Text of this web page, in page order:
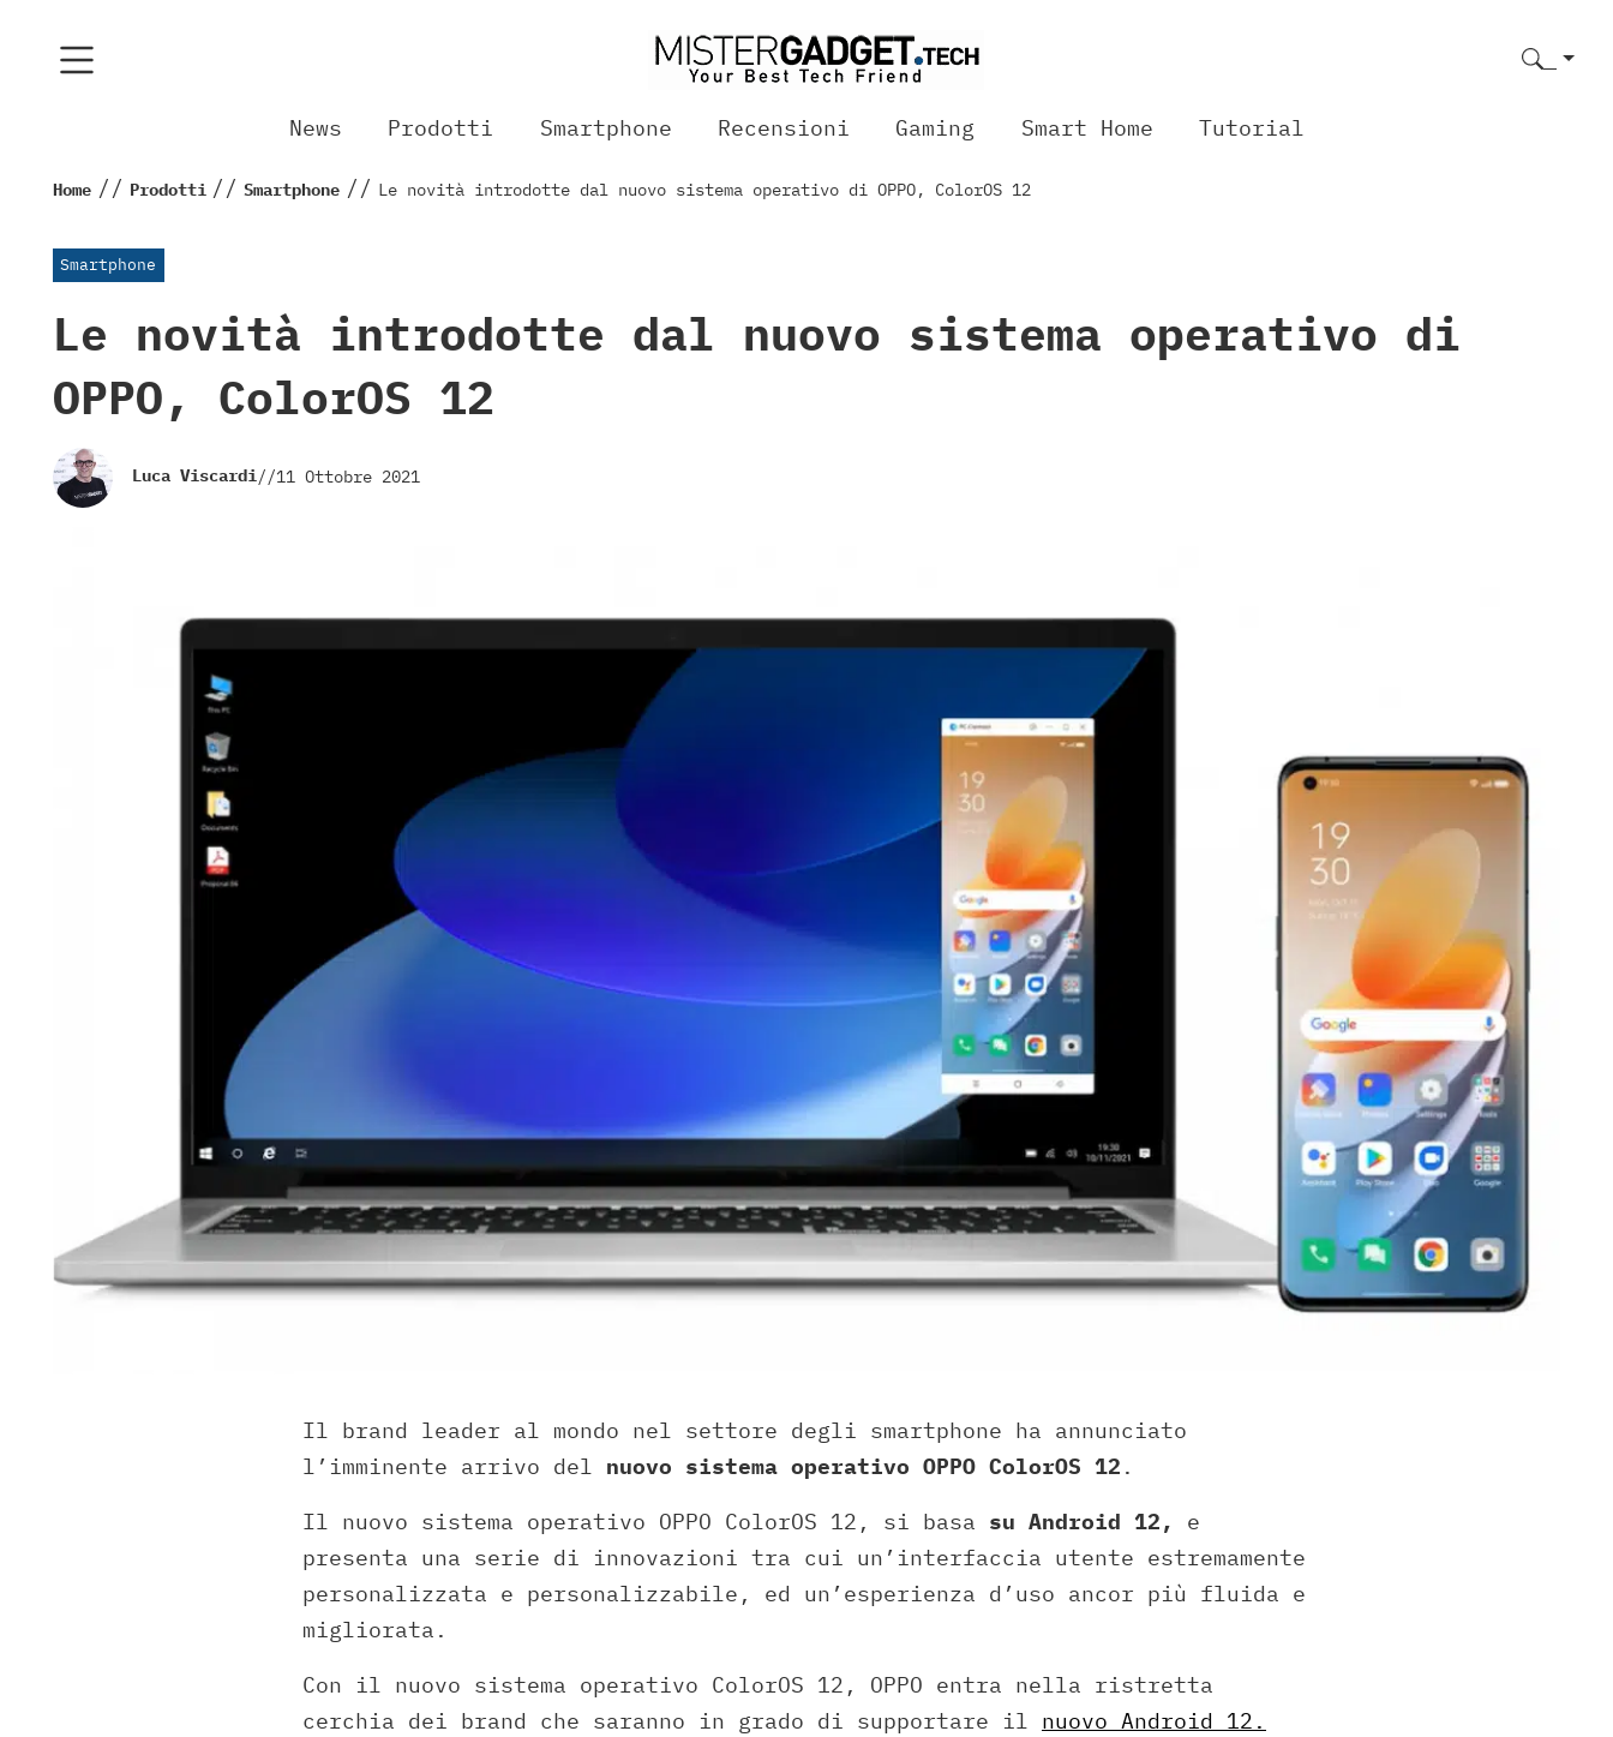
News Prodotti Smartphone Recensioni Gaming Smart Home Tutorial
Home // Prodotti // Smartphone // Le novità introdotte dal nuovo sistema operativo di OPPO, ColorOS 12
Smartphone
Le novità introdotte dal nuovo sistema operativo di
OPPO, ColorOS 12
Luca Viscardi//11 Ottobre 2021
Il brand leader al mondo nel settore degli smartphone ha annunciato
l’imminente arrivo del nuovo sistema operativo OPPO ColorOS 12 .
Il nuovo sistema operativo OPPO ColorOS 12, si basa su Android 12,
e
presenta una serie di innovazioni tra cui un’interfaccia utente estremamente
personalizzata e personalizzabile, ed un’esperienza d’uso ancor più fluida e
migliorata.
Con il nuovo sistema operativo ColorOS 12, OPPO entra nella ristretta
cerchia dei brand che saranno in grado di supportare il nuovo Android 12.